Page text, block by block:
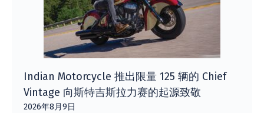
Indian Motorcycle 推出限量 125 辆的 Chief
Vintage 向斯特吉斯拉力赛的起源致敬
2026年8月9日